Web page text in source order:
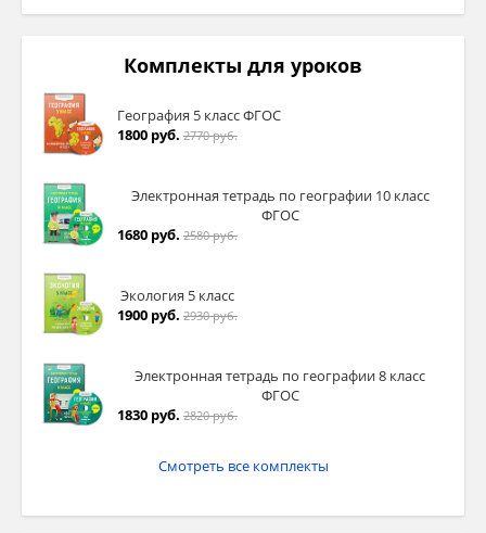
Комплекты для уроков
География 5 класс ФГОС
1800 руб. 2770 руб.
Электронная тетрадь по географии 10 класс
ФГОС
1680 руб. 2580 руб.
Экология 5 класс
1900 руб. 2930 руб.
Электронная тетрадь по географии 8 класс
ФГОС
1830 руб. 2820 руб.
Смотреть все комплекты